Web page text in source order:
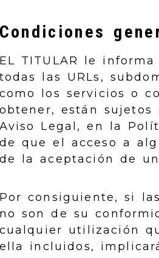
Condiciones
EL TITULAR le
todas las URLs,
como los servicios o
obtener, están
Aviso Legal, en la
de que el acceso a
de la aceptación de
Por consiguiente, si
no son de su
cualquier utilización
ella incluidos,